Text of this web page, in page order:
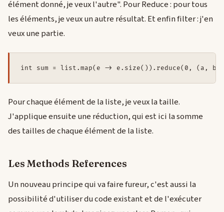
élément donné, je veux l'autre". Pour Reduce : pour tous
les éléments, je veux un autre résultat. Et enfin filter : j'en
veux une partie.
int sum = list.map(e -> e.size()).reduce(0, (a, b)
Pour chaque élément de la liste, je veux la taille.
J'applique ensuite une réduction, qui est ici la somme
des tailles de chaque élément de la liste.
Les Methods References
Un nouveau principe qui va faire fureur, c'est aussi la
possibilité d'utiliser du code existant et de l'exécuter